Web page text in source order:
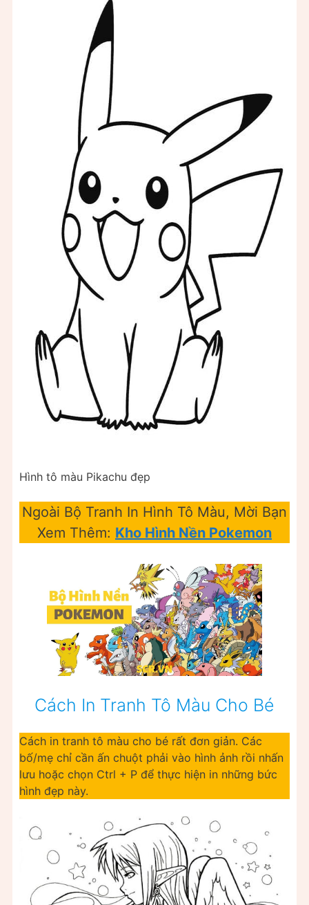
Hình tô màu Pikachu đẹp
Ngoài Bộ Tranh In Hình Tô Màu, Mời Bạn
Xem Thêm: Kho Hình Nền Pokemon
Cách In Tranh Tô Màu Cho Bé
Cách in tranh tô màu cho bé rất đơn giản. Các
bố/mẹ chỉ cần ấn chuột phải vào hình ảnh rồi nhấn
lưu hoặc chọn Ctrl + P để thực hiện in những bức
hình đẹp này.